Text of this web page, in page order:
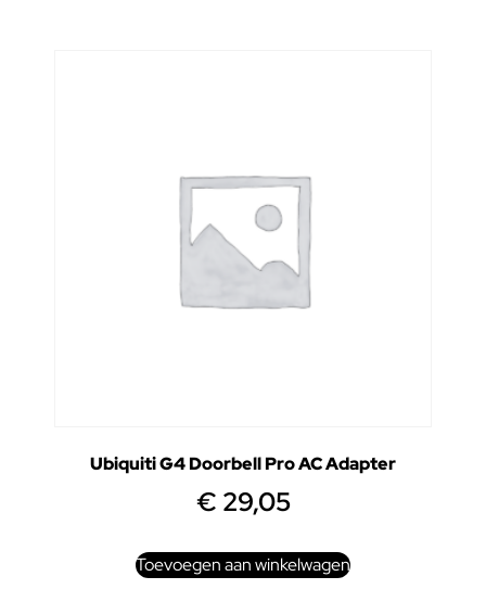
Ubiquiti G4 Doorbell Pro AC Adapter
€ 29,05
Toevoegen aan winkelwagen